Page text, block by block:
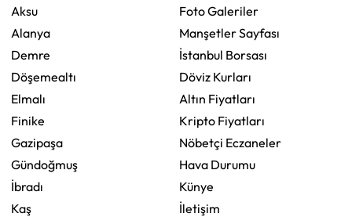
Aksu
Alanya
Demre
Döşemealtı
Elmalı
Finike
Gazipaşa
Gündoğmuş
İbradı
Kaş
Foto Galeriler
Manşetler Sayfası
İstanbul Borsası
Döviz Kurları
Altın Fiyatları
Kripto Fiyatları
Nöbetçi Eczaneler
Hava Durumu
Künye
İletişim